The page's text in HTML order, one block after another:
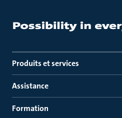
Produits et services
Assistance
Formation